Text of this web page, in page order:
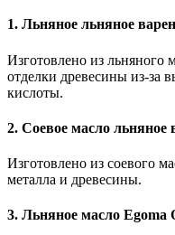
1. Льняное льняное
Изготовлено из льняного
отделки древесины из-за
кислоты.
2. Соевое масло льняное
Изготовлено из соевого
металла и древесины.
3. Льняное масло Egoma